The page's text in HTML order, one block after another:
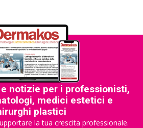
notizie per i professionisti,
medici estetici e
plastici
la tua crescita professionale.